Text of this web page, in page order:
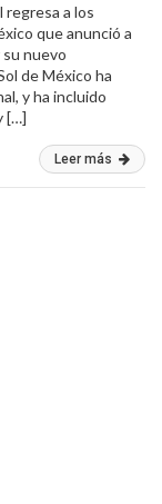
regresa a los
que anunció a
nuevo
de México ha
y ha incluido
[…]
Leer más